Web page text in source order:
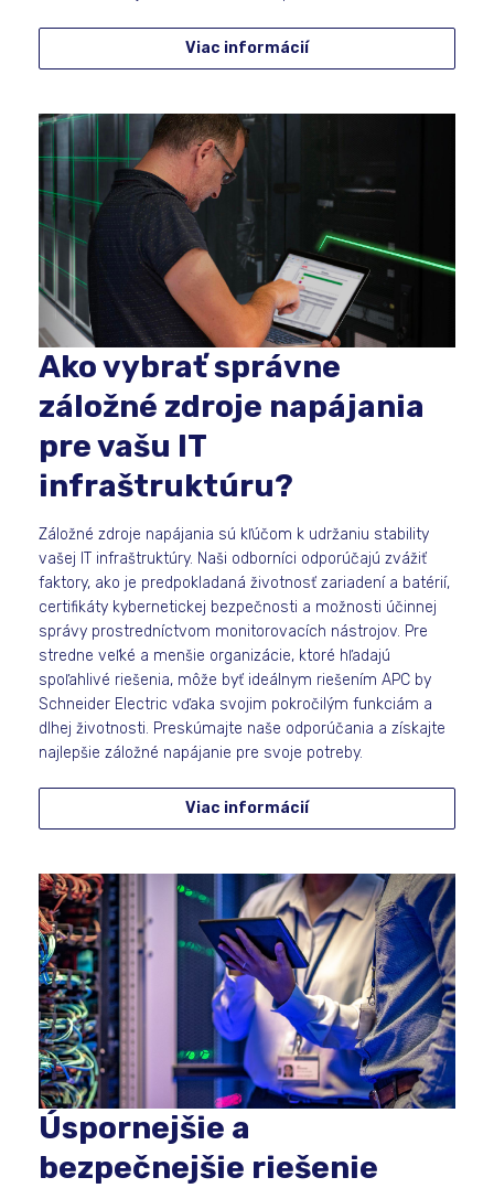
Viac informácií
Ako vybrať správne
záložné zdroje napájania
pre vašu IT
infraštruktúru?
Záložné zdroje napájania sú kľúčom k udržaniu stability
vašej IT infraštruktúry. Naši odborníci odporúčajú zvážiť
faktory, ako je predpokladaná životnosť zariadení a batérií,
certifikáty kybernetickej bezpečnosti a možnosti účinnej
správy prostredníctvom monitorovacích nástrojov. Pre
stredne veľké a menšie organizácie, ktoré hľadajú
spoľahlivé riešenia, môže byť ideálnym riešením APC by
Schneider Electric vďaka svojim pokročilým funkciám a
dlhej životnosti. Preskúmajte naše odporúčania a získajte
najlepšie záložné napájanie pre svoje potreby.
Viac informácií
Úspornejšie a
bezpečnejšie riešenie